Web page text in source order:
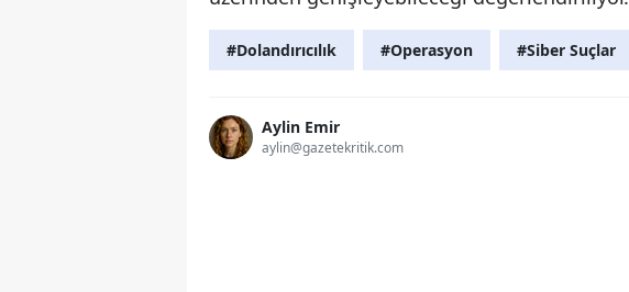
#Dolandırıcılık #Operasyon #Siber Suçlar
Aylin Emir
aylin@gazetekritik.com